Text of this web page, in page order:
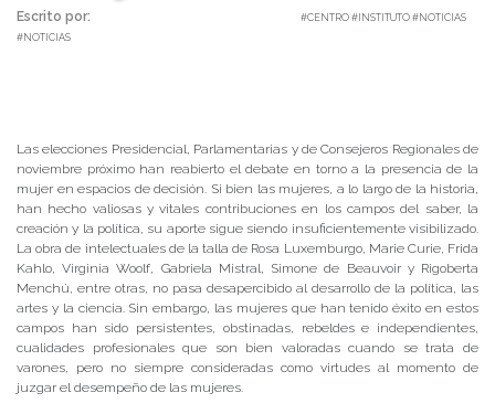
Escrito por:
#CENTRO #INSTITUTO #NOTICIAS
#NOTICIAS
Las elecciones Presidencial, Parlamentarias y de Consejeros Regionales de
noviembre próximo han reabierto el debate en torno a la presencia de la
mujer en espacios de decisión. Si bien las mujeres, a lo largo de la historia,
han hecho valiosas y vitales contribuciones en los campos del saber, la
creación y la política, su aporte sigue siendo insuficientemente visibilizado.
La obra de intelectuales de la talla de Rosa Luxemburgo, Marie Curie, Frida
Kahlo, Virginia Woolf, Gabriela Mistral, Simone de Beauvoir y Rigoberta
Menchú, entre otras, no pasa desapercibido al desarrollo de la política, las
artes y la ciencia. Sin embargo, las mujeres que han tenido éxito en estos
campos han sido persistentes, obstinadas, rebeldes e independientes,
cualidades profesionales que son bien valoradas cuando se trata de
varones, pero no siempre consideradas como virtudes al momento de
juzgar el desempeño de las mujeres.